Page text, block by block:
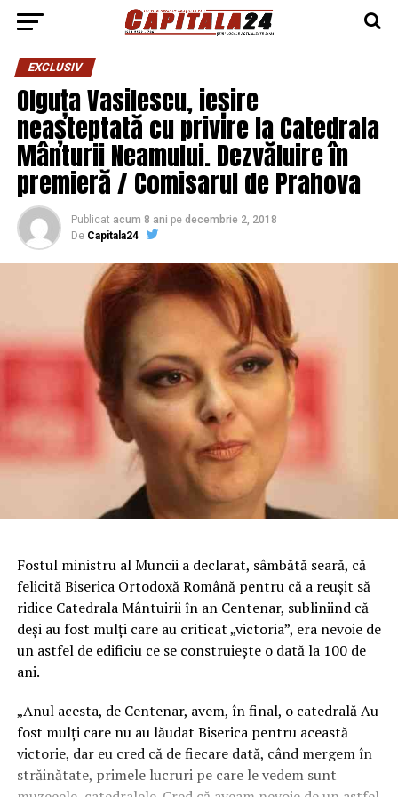
EXCLUSIV
Olguța Vasilescu, ieșire
neașteptată cu privire la Catedrala
Mânturii Neamului. Dezvăluire în
premieră / Comisarul de Prahova
Publicat acum 8 ani pe decembrie 2, 2018
De Capitala24
Fostul ministru al Muncii a declarat, sâmbătă seară, că
felicită Biserica Ortodoxă Română pentru că a reuşit să
ridice Catedrala Mântuirii în an Centenar, subliniind că
deşi au fost mulţi care au criticat „victoria”, era nevoie de
un astfel de edificiu ce se construieşte o dată la 100 de
ani.
„Anul acesta, de Centenar, avem, în final, o catedrală Au
fost mulţi care nu au lăudat Biserica pentru această
victorie, dar eu cred că de fiecare dată, când mergem în
străinătate, primele lucruri pe care le vedem sunt